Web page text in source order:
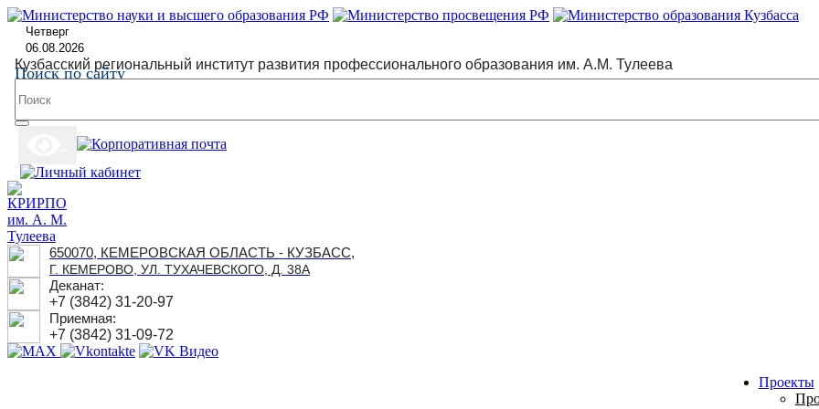
Четверг
06.08.2026
Кузбасский региональный институт развития профессионального образования им. А.М. Тулеева
Поиск по сайту
650070, КЕМЕРОВСКАЯ ОБЛАСТЬ - КУЗБАСС,
Г. КЕМЕРОВО, УЛ. ТУХАЧЕВСКОГО, Д. 38А
Деканат:
+7 (3842) 31-20-97
Приемная:
+7 (3842) 31-09-72
Проекты